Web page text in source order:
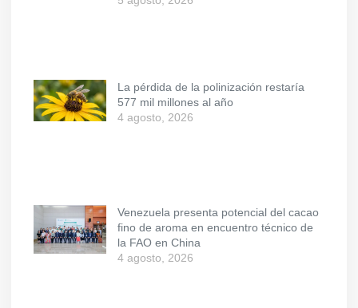
La pérdida de la polinización restaría
577 mil millones al año
4 agosto, 2026
Venezuela presenta potencial del cacao
fino de aroma en encuentro técnico de
la FAO en China
4 agosto, 2026